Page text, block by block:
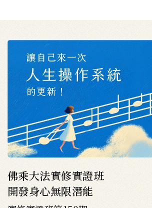
佛乘大法實修實證班
開發身心無限潛能